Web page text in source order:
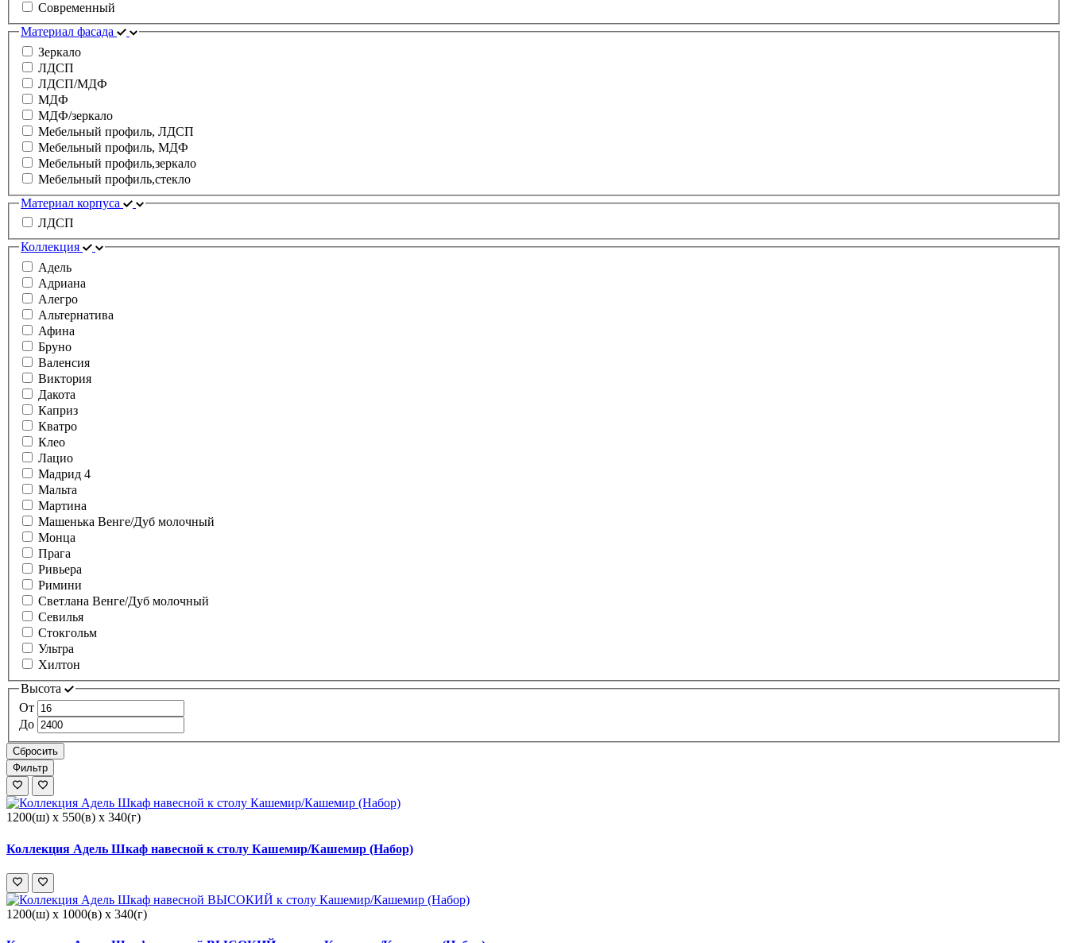
Современный
Материал фасада
Зеркало
ЛДСП
ЛДСП/МДФ
МДФ
МДФ/зеркало
Мебельный профиль, ЛДСП
Мебельный профиль, МДФ
Мебельный профиль,зеркало
Мебельный профиль,стекло
Материал корпуса
ЛДСП
Коллекция
Адель
Адриана
Алегро
Альтернатива
Афина
Бруно
Валенсия
Виктория
Дакота
Каприз
Кватро
Клео
Лацио
Мадрид 4
Мальта
Мартина
Машенька Венге/Дуб молочный
Монца
Прага
Ривьера
Римини
Светлана Венге/Дуб молочный
Севилья
Стокгольм
Ультра
Хилтон
Высота
От
До
Сбросить
Фильтр
1200(ш) x 550(в) x 340(г)
Коллекция Адель Шкаф навесной к столу Кашемир/Кашемир (Набор)
1200(ш) x 1000(в) x 340(г)